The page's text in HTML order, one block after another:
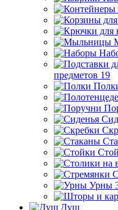
предметов 19
Урны
Душ